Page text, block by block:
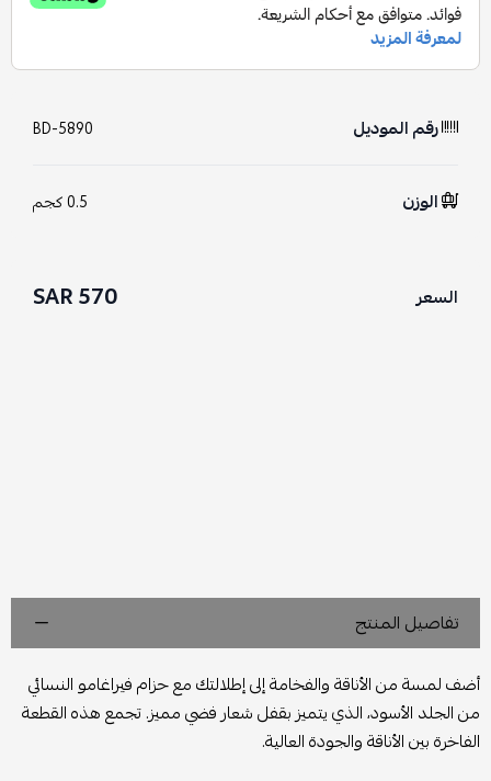
رقم الموديل BD-5890
الوزن 0.5 كجم
السعر 570 SAR
تفاصيل المنتج
أضف لمسة من الأناقة والفخامة إلى إطلالتك مع حزام فيراغامو النسائي
من الجلد الأسود، الذي يتميز بقفل شعار فضي مميز. تجمع هذه القطعة
الفاخرة بين الأناقة والجودة العالية.